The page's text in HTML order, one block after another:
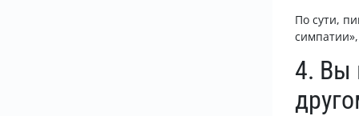
По сути,
4. Вы